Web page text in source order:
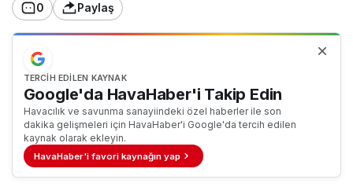
0 Paylaş
TERCIH EDILEN KAYNAK
Google'da HavaHaber'i Takip Edin
Havacılık ve savunma sanayiindeki özel haberler ile son
dakika gelişmeleri için HavaHaber'i Google'da tercih edilen
kaynak olarak ekleyin.
HavaHaber'i favori kaynağın yap